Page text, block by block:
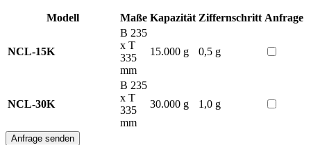
Modell Maße Kapazität Ziffernschritt Anfrage
NCL-15K
B 235
x T
335
mm
15.000 g 0,5 g
NCL-30K
B 235
x T
335
mm
30.000 g 1,0 g